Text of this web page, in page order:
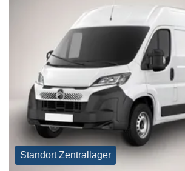
Standort Zentrallager